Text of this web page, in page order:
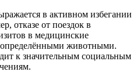
в активном избегании
отказе от поездок в
в медицинские
определёнными животными.
к значительным социальным